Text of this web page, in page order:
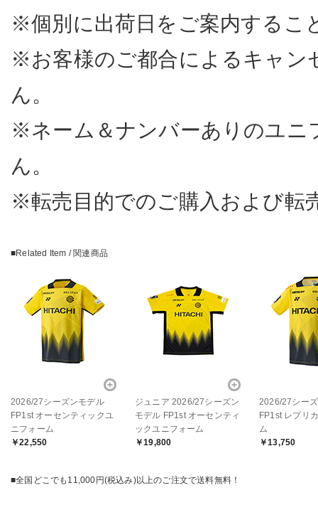
※個別に出荷日をご案内するこ
※お客様のご都合によるキャン
ん。
※ネーム＆ナンバーありのユニ
ん。
※転売目的でのご購入および転
■Related Item / 関連商品
2026/27シーズンモデル
FP1st オーセンティックユ
ニフォーム
￥22,550
ジュニア 2026/27シーズン
モデル FP1st オーセンティ
ックユニフォーム
￥19,800
2026/27シー
FP1st レプリ
ム
￥13,750
■全国どこでも11,000円(税込み)以上のご注文で送料無料！